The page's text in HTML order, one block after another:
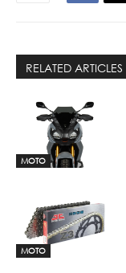
RELATED ARTICLES
MOTO
MOTO